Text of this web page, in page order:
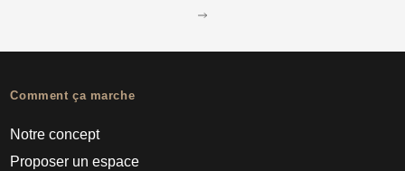
Comment ça marche
Notre concept
Proposer un espace